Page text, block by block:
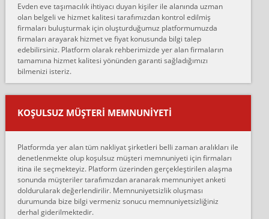
çalıştıklarını, müş...
Ahmet:
Lüleburgaz güngünes evden eve naklyat eşyalarımı taşımak için
anlaştık sabah eve geldiklerinde de eşyalarımı düzgün şekilde
sarcaz demelerine r...
mehmet güldü:
Ankara ALİCANLAR NAKLİYAT Tutarsız ve ticari ahlak problemleri
var verdikleri fiyat teklifini arttırdılar. Sonrasında taşıma gününde
oldukça tutarsı...
Ankara Alicanlar naklyat tel 5465524025. 2600 TL'ye ankaradan
Konya ya Alicanlar naklyat la anlaştık bu şahıs evin taşınacağı gün
fiyatın mazoto gele...
Fatih kokmese:
Diyarbakır dan eşyamı getirtmek için anlaştım sözleşme yaptım.
Son anda fiyat artırdılar.. mecburiyetten tasittim.. bu kişiler ağrılı
Evden eve taşımacılık ihtiyacı duyan kişiler ile alanında uzman
olan belgeli ve hizmet kalitesi tarafımızdan kontrol edilmiş
firmaları buluşturmak için oluşturduğumuz platformumuzda
firmaları arayarak hizmet ve fiyat konusunda bilgi talep
edebilirsiniz. Platform olarak rehberimizde yer alan firmaların
tamamına hizmet kalitesi yönünden garanti sağladığımızı
bilmenizi isteriz.
KOŞULSUZ MÜŞTERI MEMNUNIYETI
Platformda yer alan tüm nakliyat şirketleri belli zaman aralıkları ile
denetlenmekte olup koşulsuz müşteri memnuniyeti için firmaları
itina ile seçmekteyiz. Platform üzerinden gerçekleştirilen alaşma
sonunda müşteriler tarafımızdan aranarak memnuniyet anketi
doldurularak değerlendirilir. Memnuniyetsizlik oluşması
durumunda bize bilgi vermeniz sonucu memnuniyetsizliğiniz
derhal giderilmektedir.